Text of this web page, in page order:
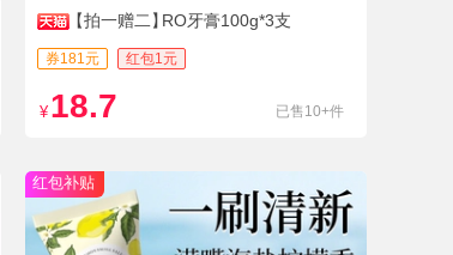
【拍一赠二】RO牙膏100g*3支
券181元 红包1元
¥ 18.7 已售10+件
红包补贴